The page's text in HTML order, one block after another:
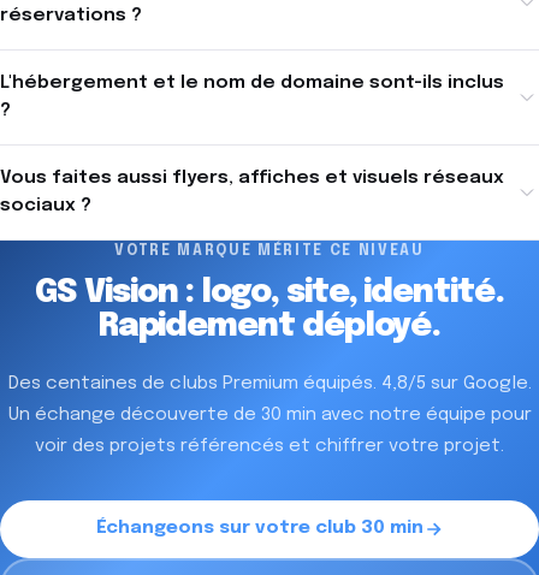
réservations ?
L'hébergement et le nom de domaine sont-ils inclus
?
Vous faites aussi flyers, affiches et visuels réseaux
sociaux ?
VOTRE MARQUE MÉRITE CE NIVEAU
GS Vision : logo, site, identité.
Rapidement déployé.
Des centaines de clubs Premium équipés. 4,8/5 sur Google.
Un échange découverte de 30 min avec notre équipe pour
voir des projets référencés et chiffrer votre projet.
Échangeons sur votre club 30 min